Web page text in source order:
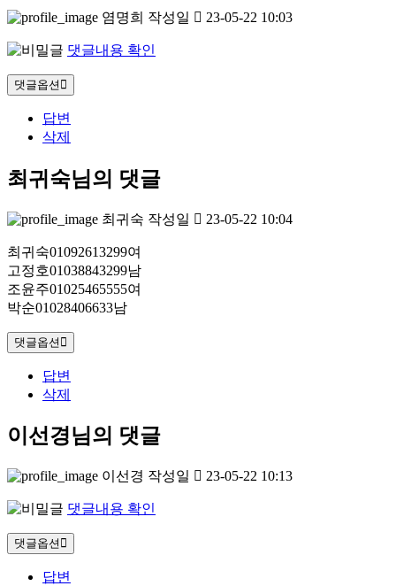
염명희 작성일 23-05-22 10:03
댓글내용 확인
댓글옵션
답변
삭제
최귀숙님의 댓글
최귀숙 작성일 23-05-22 10:04
최귀숙01092613299여
고정호01038843299남
조윤주01025465555여
박순01028406633남
댓글옵션
답변
삭제
이선경님의 댓글
이선경 작성일 23-05-22 10:13
댓글내용 확인
댓글옵션
답변